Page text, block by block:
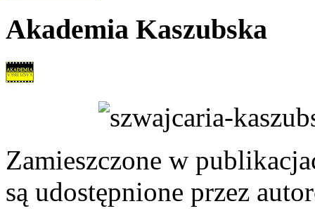
Akademia Kaszubska
Zamieszczone w
są udostępnione przez